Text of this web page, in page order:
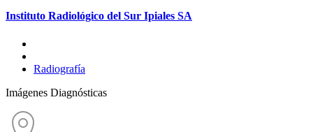
Instituto Radiológico del Sur Ipiales SA
Radiografía
Imágenes Diagnósticas